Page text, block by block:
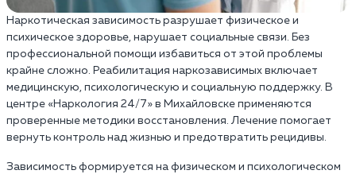
Наркотическая зависимость разрушает физическое и
психическое здоровье, нарушает социальные связи. Без
профессиональной помощи избавиться от этой проблемы
крайне сложно. Реабилитация наркозависимых включает
медицинскую, психологическую и социальную поддержку. В
центре «Наркология 24/7» в Михайловске применяются
проверенные методики восстановления. Лечение помогает
вернуть контроль над жизнью и предотвратить рецидивы.
Зависимость формируется на физическом и психологическом